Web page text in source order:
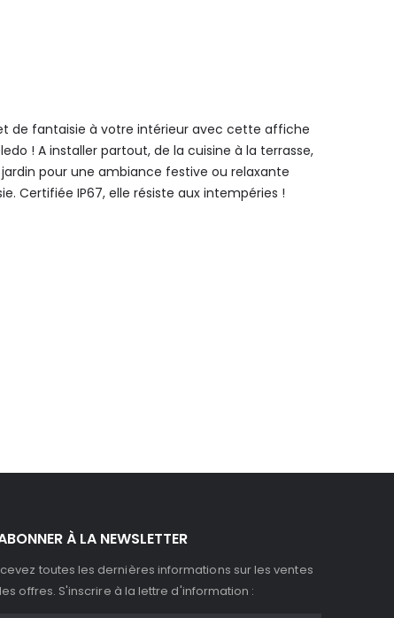
de fantaisie à votre intérieur avec cette affiche
! A installer partout, de la cuisine à la terrasse,
pour une ambiance festive ou relaxante
Certifiée IP67, elle résiste aux intempéries !
À LA NEWSLETTER
toutes les dernières informations sur les ventes
offres. S'inscrire à la lettre d'information :